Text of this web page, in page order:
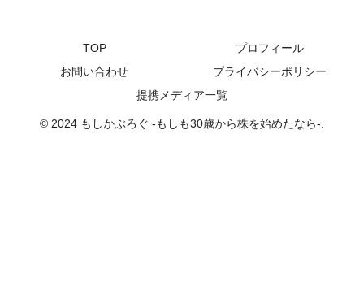
TOP
プロフィール
お問い合わせ
プライバシーポリシー
提携メディア一覧
© 2024 もしかぶろぐ -もしも30歳から株を始めたなら-.